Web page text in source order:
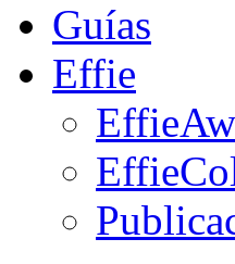
Guías
Effie